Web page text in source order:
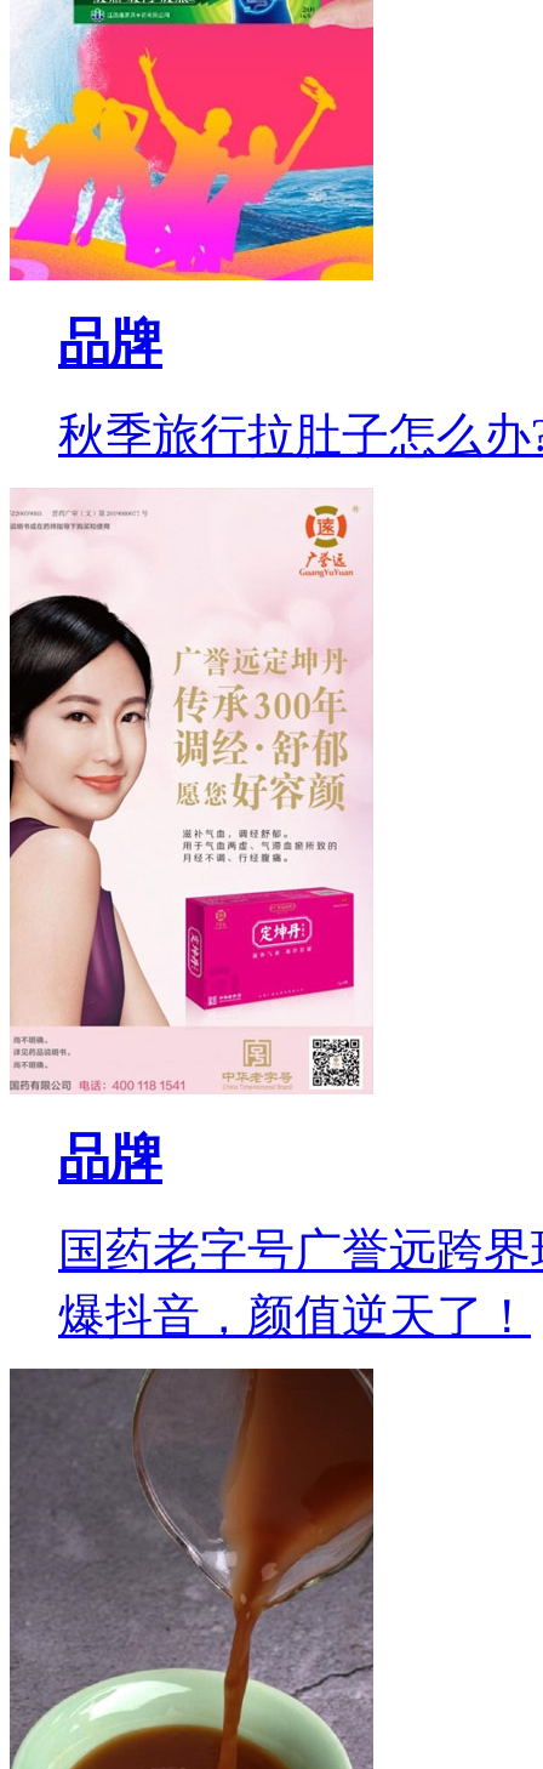
品牌
秋季旅行拉肚子怎么
品牌
国药老字号广誉远跨
爆抖音，颜值逆天了！